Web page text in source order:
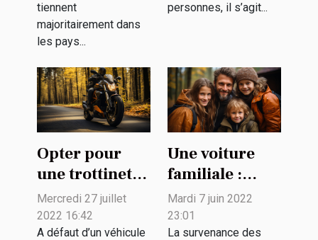
tiennent
majoritairement dans
les pays...
personnes, il s’agit...
Opter pour
une trottinette
électrique :
quel intérêt ?
Mercredi 27 juillet
2022 16:42
A défaut d’un véhicule
Une voiture
familiale :
comment
choisir ?
Mardi 7 juin 2022
23:01
La survenance des